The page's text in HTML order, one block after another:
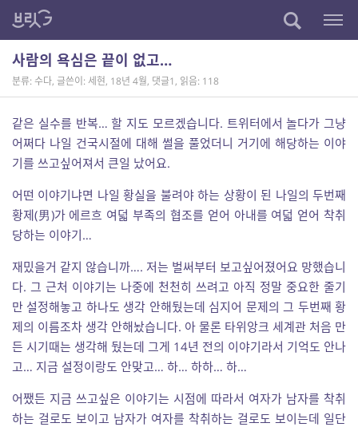
사람의 욕심은 끝이 없고…
분류: 수다, 글쓴이: 세현, 18년 4월, 댓글1 , 읽음: 118
같은 실수를 반복… 할 지도 모르겠습니다. 트위터에서 놀다가 그냥
어쩌다 나일 건국시절에 대해 썰을 풀었더니 거기에 해당하는 이야
기를 쓰고싶어져서 큰일 났어요.
어떤 이야기냐면 나일 황실을 불려야 하는 상황이 된 나일의 두번째
황제(男)가 에르흐 여덟 부족의 협조를 얻어 아내를 여덟 얻어 착취
당하는 이야기…
재밌을거 같지 않습니까…. 저는 벌써부터 보고싶어졌어요 망했습니
다. 그 근처 이야기는 나중에 천천히 쓰려고 아직 정말 중요한 줄기
만 설정해놓고 하나도 생각 안해뒀는데 심지어 문제의 그 두번째 황
제의 이름조차 생각 안해놨습니다. 아 물론 타위앙크 세계관 처음 만
든 시기때는 생각해 뒀는데 그게 14년 전의 이야기라서 기억도 안나
고… 지금 설정이랑도 안맞고… 하… 하하… 하…
어쨌든 지금 쓰고싶은 이야기는 시점에 따라서 여자가 남자를 착취
하는 걸로도 보이고 남자가 여자를 착취하는 걸로도 보이는데 일단